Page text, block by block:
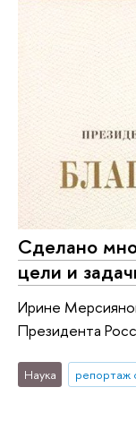
Сделано
цели и
Ирине
Президента
Наука репортаж